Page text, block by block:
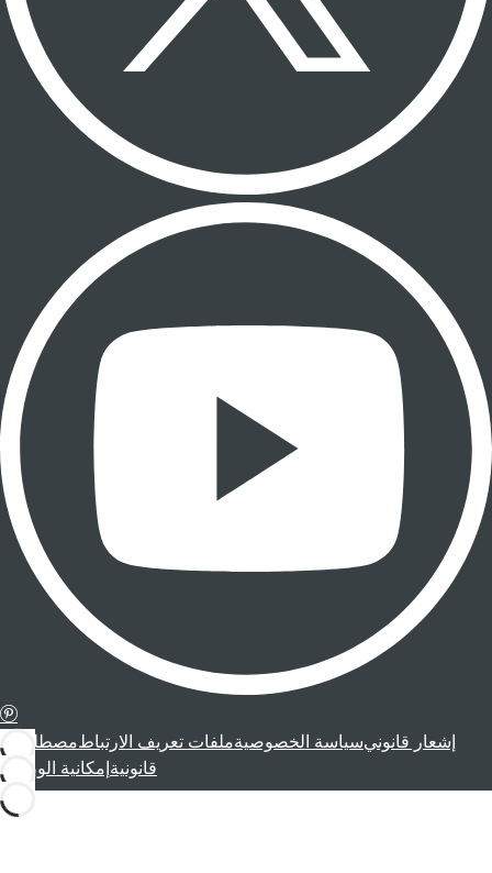
إشعار قانونيسياسة الخصوصيةملفات تعريف الارتباطمصطلحات
قانونية إمكانية الوصول